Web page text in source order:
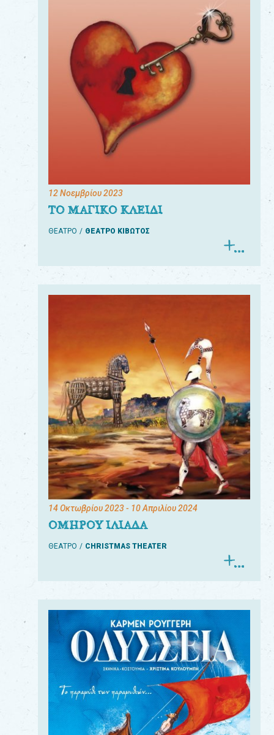
12 Νοεμβρίου 2023
ΤΟ ΜΑΓΙΚΟ ΚΛΕΙΔΙ
ΘΕΑΤΡΟ ΘΕΑΤΡΟ ΚΙΒΩΤΟΣ
14 Οκτωβρίου 2023- 10 Απριλίου 2024
ΟΜΗΡΟΥ ΙΛΙΑΔΑ
ΘΕΑΤΡΟ CHRISTMAS THEATER